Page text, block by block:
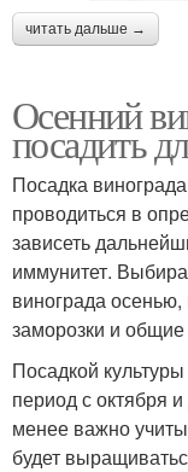
читать дальше →
Осенний
посадить
Посадка
проводиться в
зависеть
иммунитет.
винограда
заморозки и
Посадкой
период с октября
менее важно
будет